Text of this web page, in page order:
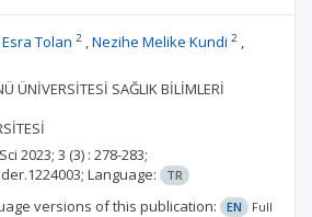
Esra Tolan 2 Nezihe Melike Kundi 2
ÜNİVERSİTESİ SAĞLIK BİLİMLERİ
2023; 3 (3) : 278-283;
Language: TR
versions of this publication: EN
Full